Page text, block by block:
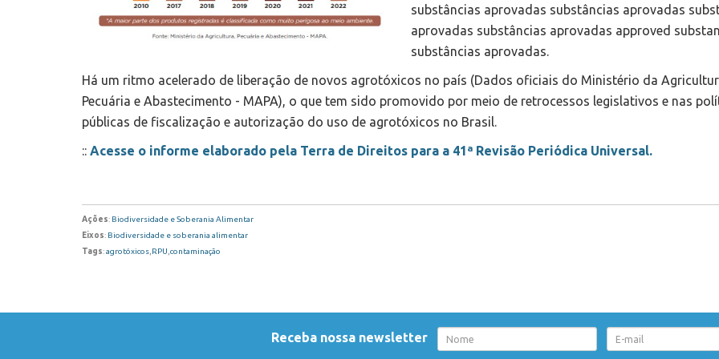
substâncias aprovadas substâncias aprovadas
aprovadas substâncias aprovadas approved
substâncias aprovadas.
Há um ritmo acelerado de liberação de novos agrotóxicos no país (Dados oficiais do Ministério da
Pecuária e Abastecimento - MAPA), o que tem sido promovido por meio de retrocessos legislativos e nas
públicas de fiscalização e autorização do uso de agrotóxicos no Brasil.
:: Acesse o informe elaborado pela Terra de Direitos para a 41ª Revisão Periódica Universal.
Ações: Biodiversidade e Soberania Alimentar
Eixos: Biodiversidade e soberania alimentar
Tags:agrotóxicos RPU contaminação
Receba nossa newsletter